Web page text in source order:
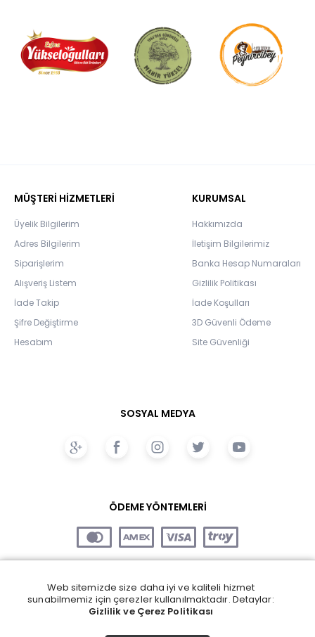
MÜŞTERİ HİZMETLERİ
Üyelik Bilgilerim
Adres Bilgilerim
Siparişlerim
Alışveriş Listem
İade Takip
Şifre Değiştirme
Hesabım
KURUMSAL
Hakkımızda
İletişim Bilgilerimiz
Banka Hesap Numaraları
Gizlilik Politikası
İade Koşulları
3D Güvenli Ödeme
Site Güvenliği
SOSYAL MEDYA
ÖDEME YÖNTEMLERİ
Web sitemizde size daha iyi ve kaliteli hizmet
sunabilmemiz için çerezler kullanılmaktadır. Detaylar:
Gizlilik ve Çerez Politikası